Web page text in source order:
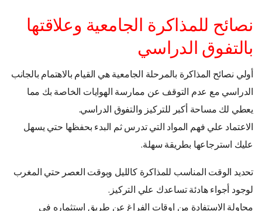
نصائح للمذاكرة الجامعية وعلاقتها
بالتفوق الدراسي
أولي نصائح المذاكرة بالمرحلة الجامعية هي القيام بالاهتمام بالجانب
الدراسي مع عدم التوقف عن ممارسة الهوايات الخاصة بك مما
يعطي لك مساحة أكبر للتركيز والتفوق الدراسي.
الاعتماد علي فهم المواد التي تدرس ثم البدء بحفظها حتي يسهل
عليك استرجاعها بطريقة سهلة.
تحديد الوقت المناسب للمذاكرة كالليل وبوقت العصر حتي المغرب
لوجود أجواء هادئة تساعدك علي التركيز.
محاولة الاستفادة من اوقات الفراغ عن طريق استثماره في